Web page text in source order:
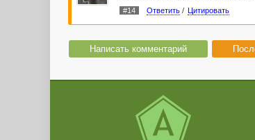
#14 Ответить/ Цитировать
Написать комментарий